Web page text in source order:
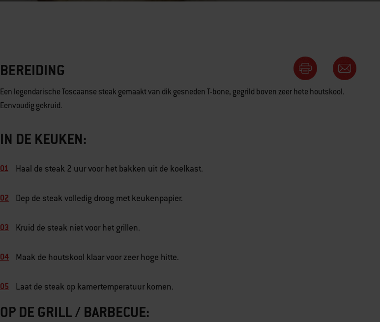
BEREIDING
Een legendarische Toscaanse steak gemaakt van dik gesneden T-bone, gegrild boven zeer hete houtskool.
Eenvoudig gekruid.
IN DE KEUKEN:
Haal de steak 2 uur voor het bakken uit de koelkast.
Dep de steak volledig droog met keukenpapier.
Kruid de steak niet voor het grillen.
Maak de houtskool klaar voor zeer hoge hitte.
Laat de steak op kamertemperatuur komen.
OP DE GRILL / BARBECUE: